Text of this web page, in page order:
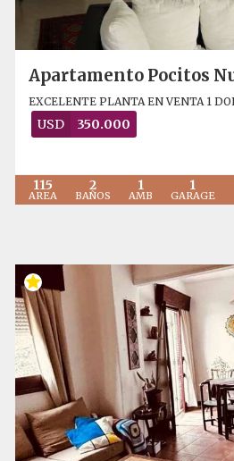
Apartamento Pocitos
EXCELENTE PLANTA EN VENTA 1
USD 350.000
115
AREA
2
BAÑOS
1
AMB
1
GARAGE